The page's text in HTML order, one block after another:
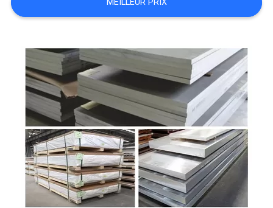
DU
SITE
PRIVACY
POLICY
MEILLEUR PRIX